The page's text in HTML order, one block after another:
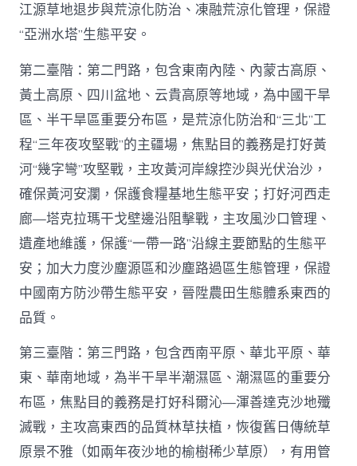
江源草地退步與荒涼化防治、凍融荒涼化管理，保證
“亞洲水塔”生態平安。
第二臺階：第二門路，包含東南內陸、內蒙古高原、
黃土高原、四川盆地、云貴高原等地域，為中國干旱
區、半干旱區重要分布區，是荒涼化防治和“三北”工
程“三年夜攻堅戰”的主疆場，焦點目的義務是打好黃
河“幾字彎”攻堅戰，主攻黃河岸線控沙與光伏治沙，
確保黃河安瀾，保護食糧基地生態平安；打好河西走
廊—塔克拉瑪干戈壁邊沿阻擊戰，主攻風沙口管理、
遺產地維護，保護“一帶一路”沿線主要節點的生態平
安；加大力度沙塵源區和沙塵路過區生態管理，保證
中國南方防沙帶生態平安，晉陞農田生態體系東西的
品質。
第三臺階：第三門路，包含西南平原、華北平原、華
東、華南地域，為半干旱半潮濕區、潮濕區的重要分
布區，焦點目的義務是打好科爾沁—渾善達克沙地殲
滅戰，主攻高東西的品質林草扶植，恢復舊日傳統草
原景不雅（如兩年夜沙地的榆樹稀少草原），有用管